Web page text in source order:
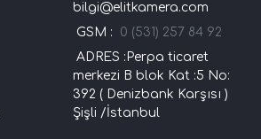
bilgi@elitkamera.com
GSM : 0 (531) 257 84 92
ADRES :Perpa ticaret
merkezi B blok Kat :5 No:
392 ( Denizbank Karşısı )
Şişli /İstanbul